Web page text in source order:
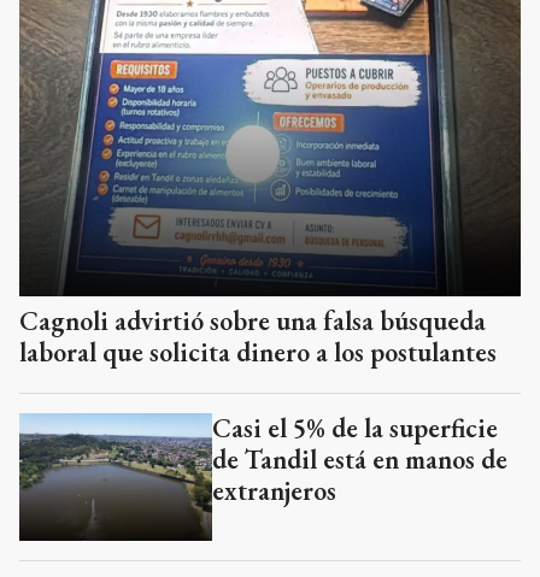
Cagnoli advirtió sobre una falsa búsqueda
laboral que solicita dinero a los postulantes
Casi el 5% de la superficie
de Tandil está en manos de
extranjeros